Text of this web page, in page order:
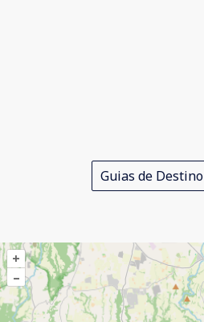
Guias de Destino
+
–